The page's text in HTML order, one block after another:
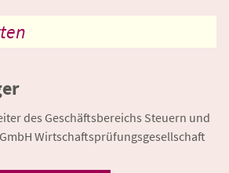
des Geschäftsbereichs Steuern und
Wirtschaftsprüfungsgesellschaft